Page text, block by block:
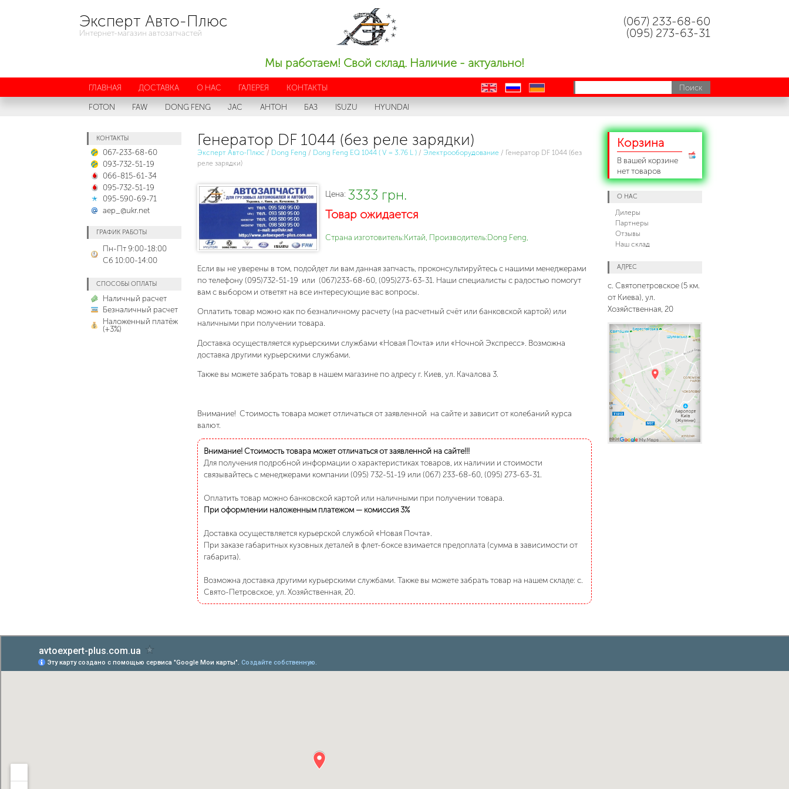
Эксперт Авто-Плюс
Интернет-магазин автозапчастей
(067) 233-68-60
(095) 273-63-31
Мы работаем! Свой склад. Наличие - актуально!
ГЛАВНАЯ ДОСТАВКА О НАС ГАЛЕРЕЯ КОНТАКТЫ en ru
uk
FOTON
FAW DONG FENG JAC АНТОН БАЗ ISUZU HYUNDAI
КОНТАКТЫ
067-233-68-60
093-732-51-19
066-815-61-34
095-732-51-19
095-590-69-71
aep_@ukr.net
ГРАФИК РАБОТЫ
Пн-Пт 9:00-18:00
Сб 10:00-14:00
СПОСОБЫ ОПЛАТЫ
Наличный расчет
Безналичный расчет
Наложенный платёж
(+3%)
Генератор DF 1044 (без реле зарядки)
Эксперт Авто-Плюс / Dong Feng / Dong Feng EQ 1044 ( V = 3.76 L )/ Электрооборудование / Генератор DF 1044 (без
реле зарядки)
Цена: 3333 грн.
Товар ожидается
Страна изготовитель:Китай, Производитель:Dong Feng,
Если вы не уверены в том, подойдет ли вам данная запчасть, проконсультируйтесь с нашими менеджерами
по телефону (095)732-51-19 или (067)233-68-60, (095)273-63-31. Наши специалисты с радостью помогут
вам с выбором и ответят на все интересующие вас вопросы.
Оплатить товар можно как по безналичному расчету (на расчетный счёт или банковской картой) или
наличными при получении товара.
Доставка осуществляется курьерскими службами «Новая Почта» или «Ночной Экспресс». Возможна
доставка другими курьерскими службами.
Также вы можете забрать товар в нашем магазине по адресу г. Киев, ул. Качалова 3.
Внимание! Стоимость товара может отличаться от заявленной на сайте и зависит от колебаний курса
валют.
Внимание! Стоимость товара может отличаться от заявленной на сайте!!!
Для получения подробной информации о характеристиках товаров, их наличии и стоимости
связывайтесь с менеджерами компании (095) 732-51-19 или (067) 233-68-60, (095) 273-63-31.
Оплатить товар можно банковской картой или наличными при получении товара.
При оформлении наложенным платежом — комиссия 3%
Доставка осуществляется курьерской службой «Новая Почта».
При заказе габаритных кузовных деталей в флет-боксе взимается предоплата (сумма в зависимости от
габарита).
Возможна доставка другими курьерскими службами. Также вы можете забрать товар на нашем складе: с.
Свято-Петровское, ул. Хозяйственная, 20.
Корзина
В вашей корзине
нет товаров
О НАС
Дилеры
Партнеры
Отзывы
Наш склад
АДРЕС
с. Святопетровское (5 км.
от Киева), ул.
Хозяйственная, 20